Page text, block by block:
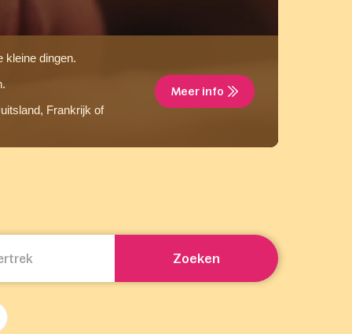
kleine dingen.
Frankrijk of
Meer info
Zoeken